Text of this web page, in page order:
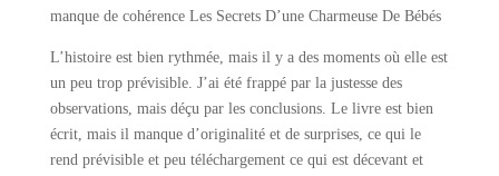
manque de cohérence Les Secrets D’une Charmeuse De Bébés
L’histoire est bien rythmée, mais il y a des moments où elle est
un peu trop prévisible. J’ai été frappé par la justesse des
observations, mais déçu par les conclusions. Le livre est bien
écrit, mais il manque d’originalité et de surprises, ce qui le
rend prévisible et peu téléchargement ce qui est décevant et